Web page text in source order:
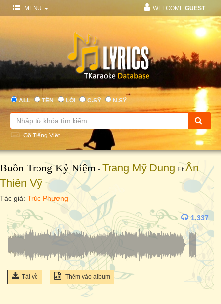
MENU WELCOME GUEST
ALL TÊN LỜI C.SỸ N.SỸ
Gõ Tiếng Việt
Buồn Trong Kỷ Niệm - Trang Mỹ Dung Ft Ân
Thiên Vỹ
Tác giả: Trúc Phương
1.337
Tải về Thêm vào album